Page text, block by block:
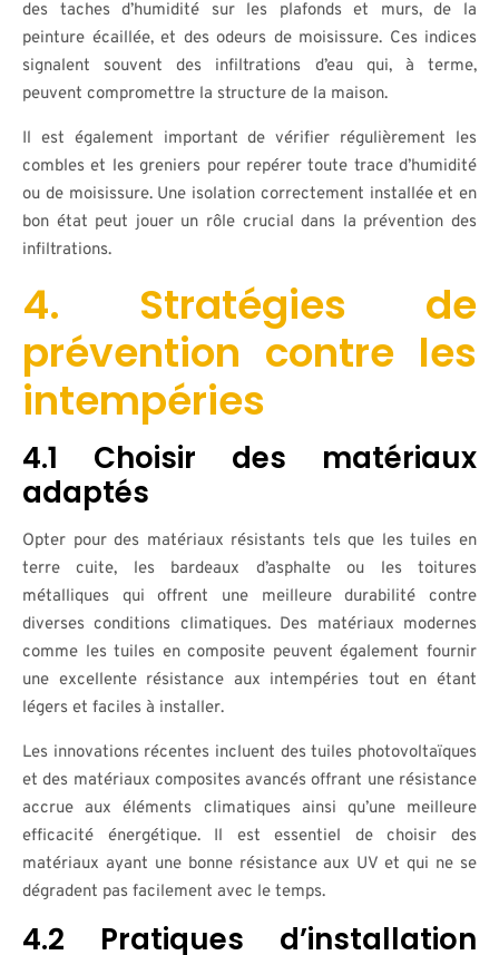
des taches d’humidité sur les plafonds et murs, de la
peinture écaillée, et des odeurs de moisissure. Ces indices
signalent souvent des infiltrations d’eau qui, à terme,
peuvent compromettre la structure de la maison.
Il est également important de vérifier régulièrement les
combles et les greniers pour repérer toute trace d’humidité
ou de moisissure. Une isolation correctement installée et en
bon état peut jouer un rôle crucial dans la prévention des
infiltrations.
4. Stratégies de
prévention contre les
intempéries
4.1 Choisir des matériaux
adaptés
Opter pour des matériaux résistants tels que les tuiles en
terre cuite, les bardeaux d’asphalte ou les toitures
métalliques qui offrent une meilleure durabilité contre
diverses conditions climatiques. Des matériaux modernes
comme les tuiles en composite peuvent également fournir
une excellente résistance aux intempéries tout en étant
légers et faciles à installer.
Les innovations récentes incluent des tuiles photovoltaïques
et des matériaux composites avancés offrant une résistance
accrue aux éléments climatiques ainsi qu’une meilleure
efficacité énergétique. Il est essentiel de choisir des
matériaux ayant une bonne résistance aux UV et qui ne se
dégradent pas facilement avec le temps.
4.2 Pratiques d’installation